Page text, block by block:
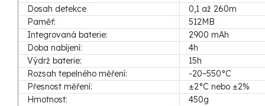
Dosah detekce
0,1 až 260m
Paměť:
512MB
Integrovaná baterie:
2900 mAh
Doba nabíjení:
4h
Výdrž baterie:
15h
Rozsah tepelného měření:
-20~550°C
Přesnost měření:
±2°C nebo ±2%
Hmotnost:
450g